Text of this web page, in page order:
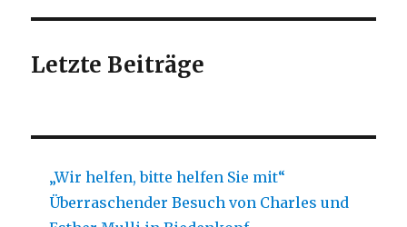
Letzte Beiträge
„Wir helfen, bitte helfen Sie mit“
Überraschender Besuch von Charles und